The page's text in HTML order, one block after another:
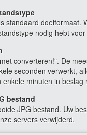
standaard doelformaat.
nodig hebt
converteren!". De
seconden verwerkt,
minuten in beslag
bestand
JPG bestand. Uw
servers verwijderd.